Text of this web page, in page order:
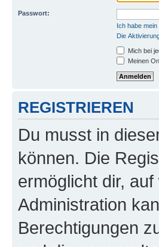
Passwort:
Ich habe
Die
Mich bei
Meinen
REGISTRIEREN
Du musst in
können. Die
ermöglicht dir,
Administration
Berechtigungen